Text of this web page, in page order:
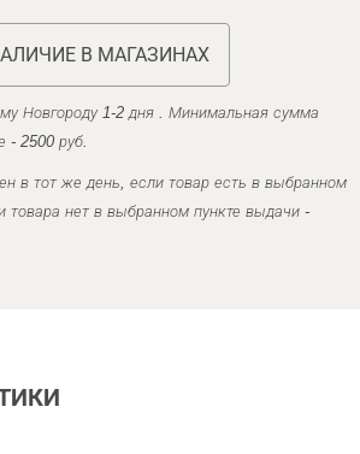
В МАГАЗИНАХ
Новгороду 1-2 дня . Минимальная сумма
- 2500 руб.
в тот же день, если товар есть в выбранном
товара нет в выбранном пункте выдачи -